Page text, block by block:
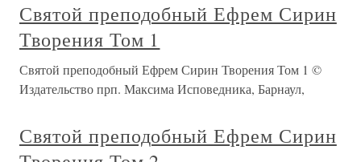
Святой преподобный Ефрем Сирин
Творения Том 1
Святой преподобный Ефрем Сирин Творения Том 1 ©
Издательство прп. Максима Исповедника, Барнаул,
Святой преподобный Ефрем Сирин